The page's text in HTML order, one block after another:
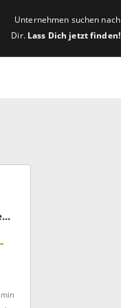
Unternehmen suchen nach
Dir. Lass Dich jetzt finden!
voestalpine Signaling Siershahn